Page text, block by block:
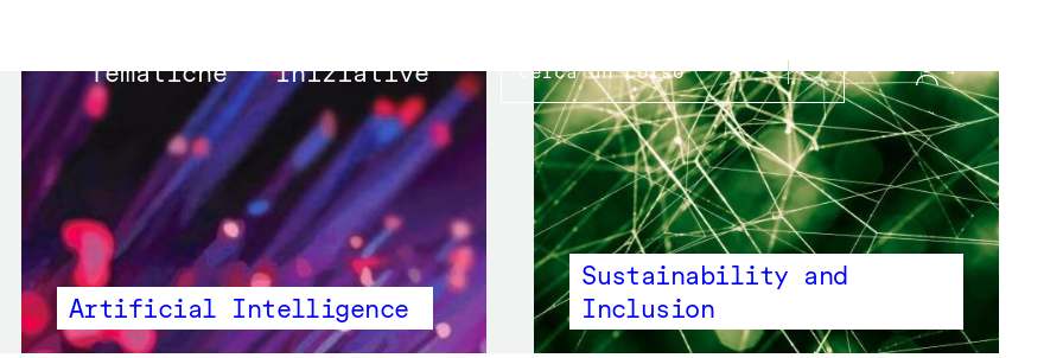
Main
navigation
Tematiche Iniziative
Artificial Intelligence
Sustainability and
Inclusion